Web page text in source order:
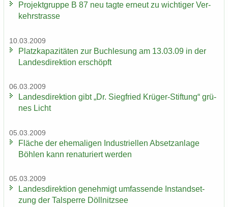
Pro­jekt­grup­pe B 87 neu tagte er­neut zu wich­ti­ger Ver­
kehrs­tras­se
10.03.2009
Platz­ka­pa­zi­tä­ten zur Buch­le­sung am 13.03.09 in der
Lan­des­di­rek­ti­on er­schöpft
06.03.2009
Lan­des­di­rek­ti­on gibt „Dr. Sieg­fried Krüger-​Stiftung“ grü­
nes Licht
05.03.2009
Flä­che der ehe­ma­li­gen In­dus­tri­el­len Ab­setz­an­la­ge
Böh­len kann re­na­tu­riert wer­den
05.03.2009
Lan­des­di­rek­ti­on ge­neh­migt um­fas­sen­de In­stand­set­
zung der Tal­sper­re Döll­nitz­see